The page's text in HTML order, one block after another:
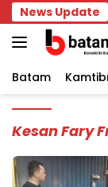
Skip
to
content
News Update
Bagikan 52
Batam
Kesan Fary